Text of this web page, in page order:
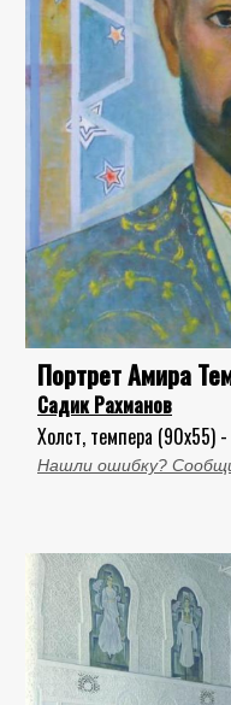
Портрет Амира
Садик Рахманов
Холст, темпера (90x55)
Нашли ошибку?